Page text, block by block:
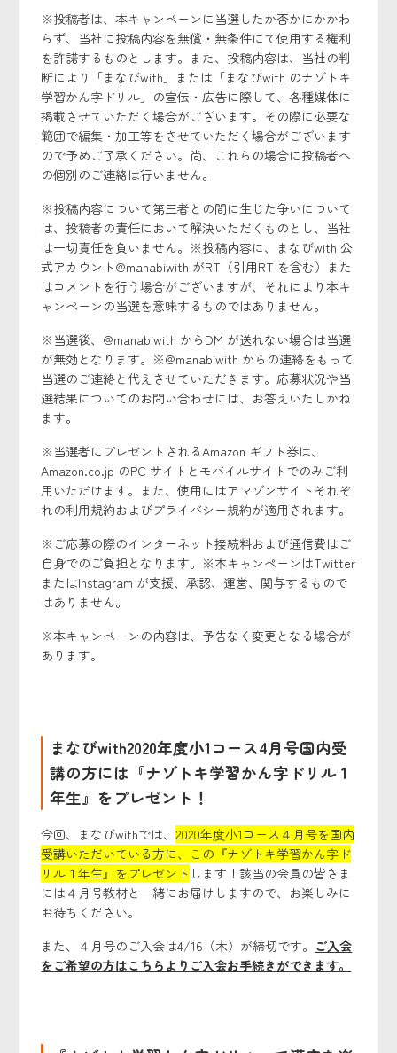
※投稿者は、本キャンペーンに当選したか否かにかかわ
らず、当社に投稿内容を無償・無条件にて使用する権利
を許諾するものとします。また、投稿内容は、当社の判
断により「まなびwith」または「まなびwith のナゾトキ
学習かん字ドリル」の宣伝・広告に際して、各種媒体に
掲載させていただく場合がございます。その際に必要な
範囲で編集・加工等をさせていただく場合がございます
ので予めご了承ください。尚、これらの場合に投稿者へ
の個別のご連絡は行いません。
※投稿内容について第三者との間に生じた争いについて
は、投稿者の責任において解決いただくものとし、当社
は一切責任を負いません。※投稿内容に、まなびwith 公
式アカウント@manabiwith がRT（引用RT を含む）また
はコメントを行う場合がございますが、それにより本キ
ャンペーンの当選を意味するものではありません。
※当選後、@manabiwith からDM が送れない場合は当選
が無効となります。※@manabiwith からの連絡をもって
当選のご連絡と代えさせていただきます。応募状況や当
選結果についてのお問い合わせには、お答えいたしかね
ます。
※当選者にプレゼントされるAmazon ギフト券は、
Amazon.co.jp のPC サイトとモバイルサイトでのみご利
用いただけます。また、使用にはアマゾンサイトそれぞ
れの利用規約およびプライバシー規約が適用されます。
※ご応募の際のインターネット接続料および通信費はご
自身でのご負担となります。※本キャンペーンはTwitter
またはInstagram が支援、承認、運営、関与するもので
はありません。
※本キャンペーンの内容は、予告なく変更となる場合が
あります。
まなびwith2020年度小1コース4月号国内受
講の方には『ナゾトキ学習かん字ドリル 1
年生』をプレゼント！
今回、まなびwithでは、2020年度小1コース４月号を国内
受講いただいている方に、この『ナゾトキ学習かん字ド
リル１年生』をプレゼント します！該当の会員の皆さま
には４月号教材と一緒にお届けしますので、お楽しみに
お待ちください。
また、４月号のご入会は4/16（木）が締切です。 ご入会
をご希望の方はこちらよりご入会お手続きができます。